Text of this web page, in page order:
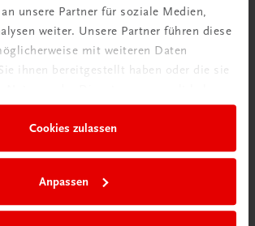
unsere Partner für soziale Medien,
weiter. Unsere Partner führen diese
mit weiteren Daten
ihnen bereitgestellt haben oder die sie
Cookies zulassen
Anpassen
Familienunternehmen mit
und Mitarbeitern, die eines verbindet: